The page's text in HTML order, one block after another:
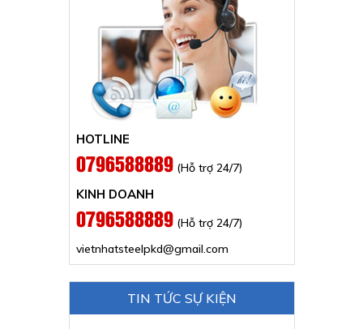
HOTLINE
0796588889(Hỗ trợ 24/7)
KINH DOANH
0796588889(Hỗ trợ 24/7)
vietnhatsteelpkd@gmail.com
TIN TỨC SỰ KIỆN